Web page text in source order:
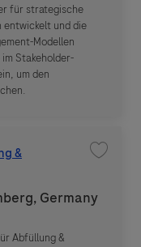
für strategische
entwickelt und die
Modellen
Stakeholder-
um den
&
Germany
Abfüllung &
Save